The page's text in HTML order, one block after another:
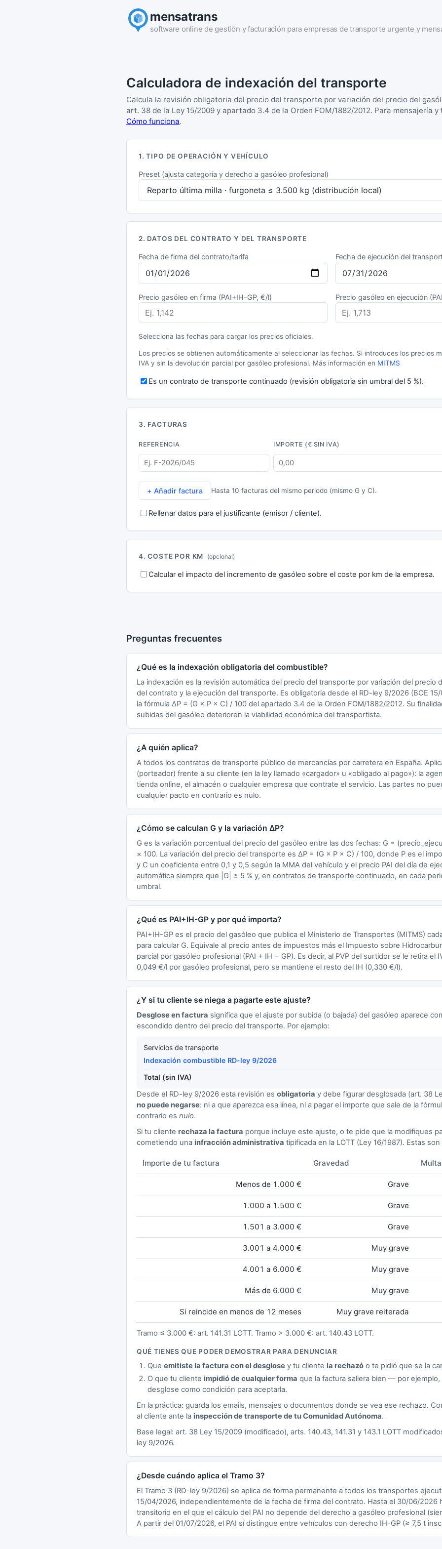
mensatrans
software online de gestión y facturación para empresas de transporte urgente y
Calculadora de indexación del transporte
Calcula la revisión obligatoria del precio del transporte por variación del precio del
art. 38 de la Ley 15/2009 y apartado 3.4 de la Orden FOM/1882/2012. Para mensajería
Cómo funciona.
1. TIPO DE OPERACIÓN Y VEHÍCULO
Preset (ajusta categoría y derecho a gasóleo profesional)
2. DATOS DEL CONTRATO Y DEL TRANSPORTE
Fecha de firma del contrato/tarifa Fecha de ejecución del
Precio gasóleo en firma (PAI+IH-GP, €/l) Precio gasóleo en ejecución
Selecciona las fechas para cargar los precios oficiales.
Los precios se obtienen automáticamente al seleccionar las fechas. Si introduces los precios
IVA y sin la devolución parcial por gasóleo profesional. Más información en MITMS
Es un contrato de transporte continuado (revisión obligatoria sin umbral del 5 %).
3. FACTURAS
REFERENCIA IMPORTE (€ SIN IVA)
+ Añadir factura Hasta 10 facturas del mismo periodo (mismo G y C).
Rellenar datos para el justificante (emisor / cliente).
4. COSTE POR KM (opcional)
Calcular el impacto del incremento de gasóleo sobre el coste por km de la empresa.
Preguntas frecuentes
¿Qué es la indexación obligatoria del combustible?
La indexación es la revisión automática del precio del transporte por variación del precio
del contrato y la ejecución del transporte. Es obligatoria desde el RD-ley 9/2026 (BOE
la fórmula ΔP = (G × P × C) / 100 del apartado 3.4 de la Orden FOM/1882/2012. Su
subidas del gasóleo deterioren la viabilidad económica del transportista.
¿A quién aplica?
A todos los contratos de transporte público de mercancías por carretera en España.
(porteador) frente a su cliente (en la ley llamado «cargador» u «obligado al pago»): la
tienda online, el almacén o cualquier empresa que contrate el servicio. Las partes no
cualquier pacto en contrario es nulo.
¿Cómo se calculan G y la variación ΔP?
G es la variación porcentual del precio del gasóleo entre las dos fechas: G =
× 100. La variación del precio del transporte es ΔP = (G × P × C) / 100, donde P es el
y C un coeficiente entre 0,1 y 0,5 según la MMA del vehículo y el precio PAI del día de
automática siempre que |G| ≥ 5 % y, en contratos de transporte continuado, en cada
umbral.
¿Qué es PAI+IH-GP y por qué importa?
PAI+IH-GP es el precio del gasóleo que publica el Ministerio de Transportes (MITMS)
para calcular G. Equivale al precio antes de impuestos más el Impuesto sobre
parcial por gasóleo profesional (PAI + IH − GP). Es decir, al PVP del surtidor se le retira el
0,049 €/l por gasóleo profesional, pero se mantiene el resto del IH (0,330 €/l).
¿Y si tu cliente se niega a pagarte este ajuste?
Desglose en factura significa que el ajuste por subida (o bajada) del gasóleo aparece
escondido dentro del precio del transporte. Por ejemplo:
Servicios de transporte
Indexación combustible RD-ley 9/2026
Total (sin IVA)
Desde el RD-ley 9/2026 esta revisión es obligatoria y debe figurar desglosada (art. 38
no puede negarse: ni a que aparezca esa línea, ni a pagar el importe que sale de la
contrario es nulo.
Si tu cliente rechaza la factura porque incluye este ajuste, o te pide que la modifiques
cometiendo una infracción administrativa tipificada en la LOTT (Ley 16/1987). Estas
Importe de tu factura Gravedad
Menos de 1.000 € Grave
1.000 a 1.500 € Grave
1.501 a 3.000 € Grave
3.001 a 4.000 € Muy grave
4.001 a 6.000 € Muy grave
Más de 6.000 € Muy grave
Si reincide en menos de 12 meses Muy grave reiterada
Tramo ≤ 3.000 €: art. 141.31 LOTT. Tramo > 3.000 €: art. 140.43 LOTT.
QUÉ TIENES QUE PODER DEMOSTRAR PARA DENUNCIAR
Que emitiste la factura con el desglose y tu cliente la rechazó o te pidió que se la
O que tu cliente impidió de cualquier forma que la factura saliera bien — por ejemplo,
desglose como condición para aceptarla.
En la práctica: guarda los emails, mensajes o documentos donde se vea ese rechazo.
al cliente ante la inspección de transporte de tu Comunidad Autónoma.
Base legal: art. 38 Ley 15/2009 (modificado), arts. 140.43, 141.31 y 143.1 LOTT
ley 9/2026.
¿Desde cuándo aplica el Tramo 3?
El Tramo 3 (RD-ley 9/2026) se aplica de forma permanente a todos los transportes
15/04/2026, independientemente de la fecha de firma del contrato. Hasta el 30/06/2026
transitorio en el que el cálculo del PAI no depende del derecho a gasóleo profesional
A partir del 01/07/2026, el PAI sí distingue entre vehículos con derecho IH-GP (≥ 7,5 t